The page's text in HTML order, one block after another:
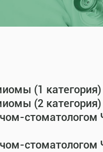
(1
(2
стоматологом
стоматологом